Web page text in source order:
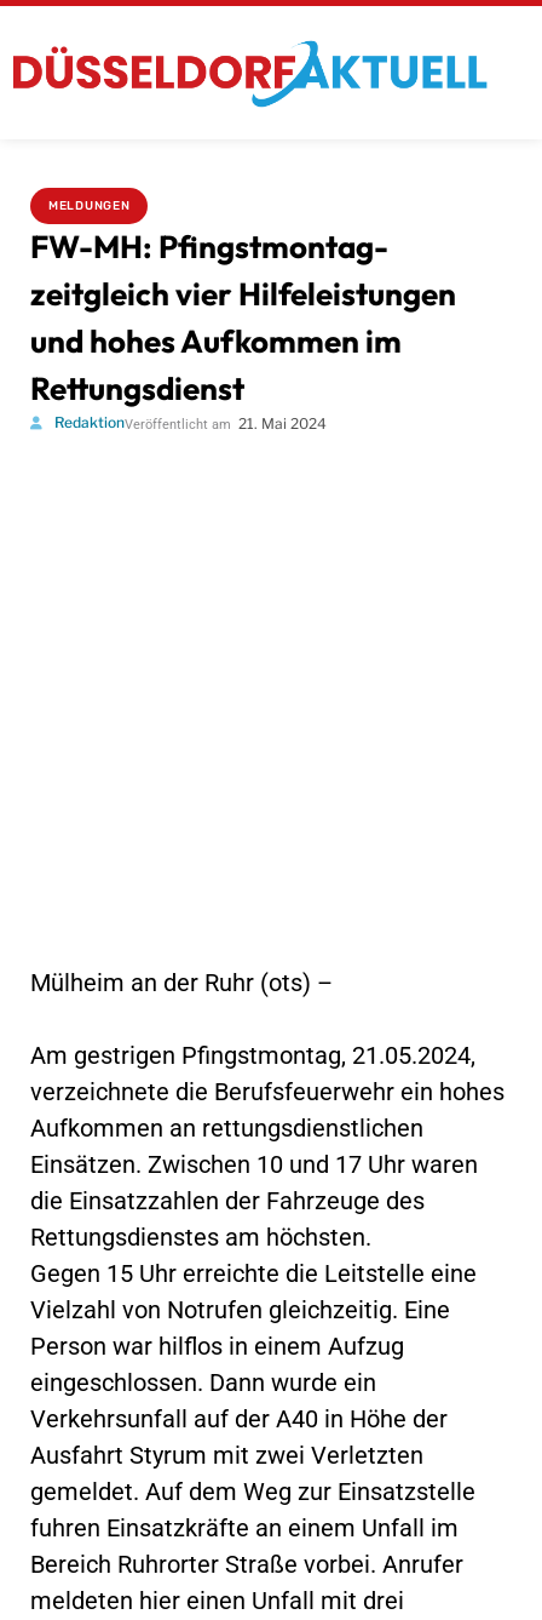
MELDUNGEN
FW-MH: Pfingstmontag-
zeitgleich vier Hilfeleistungen
und hohes Aufkommen im
Rettungsdienst
RedaktionVeröffentlicht am 21. Mai 2024
Mülheim an der Ruhr (ots) –
Am gestrigen Pfingstmontag, 21.05.2024,
verzeichnete die Berufsfeuerwehr ein hohes
Aufkommen an rettungsdienstlichen
Einsätzen. Zwischen 10 und 17 Uhr waren
die Einsatzzahlen der Fahrzeuge des
Rettungsdienstes am höchsten.
Gegen 15 Uhr erreichte die Leitstelle eine
Vielzahl von Notrufen gleichzeitig. Eine
Person war hilflos in einem Aufzug
eingeschlossen. Dann wurde ein
Verkehrsunfall auf der A40 in Höhe der
Ausfahrt Styrum mit zwei Verletzten
gemeldet. Auf dem Weg zur Einsatzstelle
fuhren Einsatzkräfte an einem Unfall im
Bereich Ruhrorter Straße vorbei. Anrufer
meldeten hier einen Unfall mit drei